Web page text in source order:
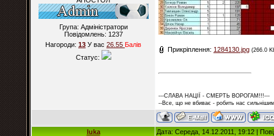
Група: Адміністратори
Повідомлень: 1237
Нагороди: 13 У вас 26.55 Балiв
Статус:
Прикріплення: 1284130.jpg (266.0
---СЛАВА НАЦІЇ - СМЕРТЬ ВОРОГАМ!!!---
--Все, що не вбиває - робить нас
luka Дата: Середа, 14.12.2011, 19:12 |